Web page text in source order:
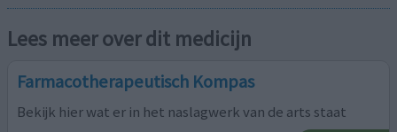
Lees meer over dit medicijn
Farmacotherapeutisch Kompas
Bekijk hier wat er in het naslagwerk van de arts staat